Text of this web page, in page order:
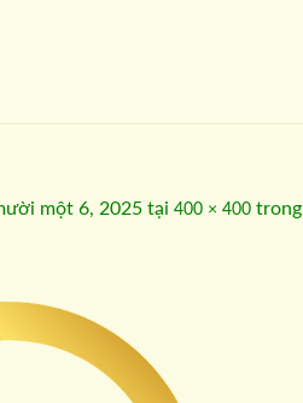
một 6, 2025 tại 400 × 400 trong